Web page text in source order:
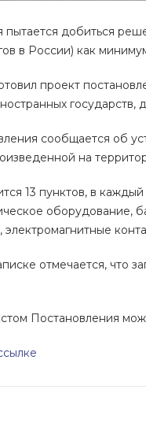
добиться
в России) как
проект
государств,
сообщается об
на
13 пунктов, в
оборудование,
отмечается, что
Постановления